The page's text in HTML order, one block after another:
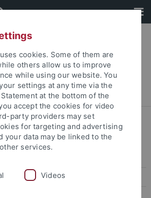
Fakultät
...
und Sportpublizistik
cookies. Some of them are
others allow us to improve
while using our website. You
settings at any time via the
at the bottom of the
accept the cookies for video
party providers may set
for targeting and advertising
your data may be linked to the
services.
Videos